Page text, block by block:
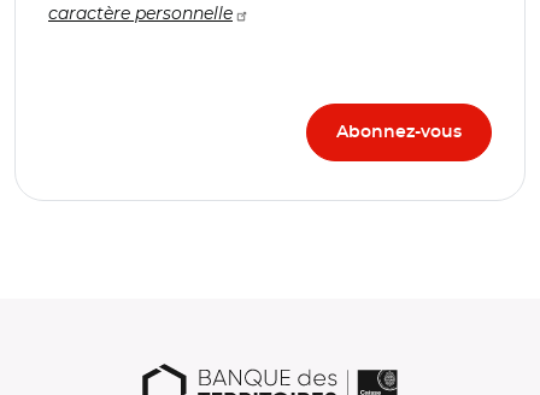
caractère personnelle